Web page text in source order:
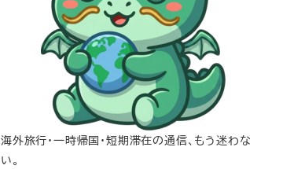
海外旅行・一時帰国・短期滞在の通信、もう迷わな
い。